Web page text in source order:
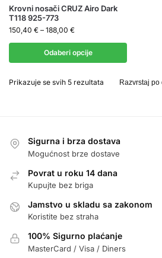
Krovni nosači CRUZ Airo Dark
T118 925-773
150,40 € – 188,00 €
Odaberi opcije
Prikazuje se svih 5 rezultata
Sigurna i brza dostava
Mogućnost brze dostave
Povrat u roku 14 dana
Kupujte bez briga
Jamstvo u skladu sa zakonom
Koristite bez straha
100% Sigurno plaćanje
MasterCard / Visa / Diners